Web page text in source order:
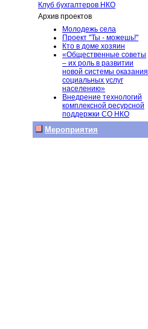
Клуб бухгалтеров НКО
Архив проектов
Молодежь села
Проект "Ты - можешь!"
Кто в доме хозяин
«Общественные советы
– их роль в развитии
новой системы оказания
социальных услуг
населению»
Внедрение технологий
комплексной ресурсной
поддержки СО НКО
Мероприятия